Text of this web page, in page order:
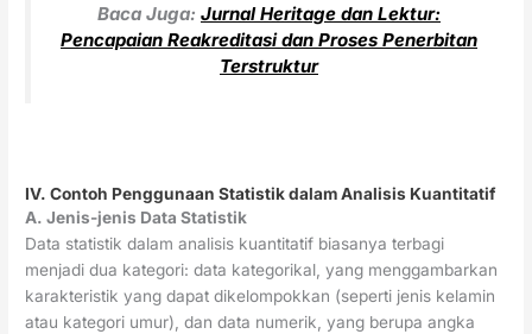
Baca Juga: Jurnal Heritage dan Lektur:
Pencapaian Reakreditasi dan Proses Penerbitan
Terstruktur
IV. Contoh Penggunaan Statistik dalam Analisis Kuantitatif
A. Jenis-jenis Data Statistik
Data statistik dalam analisis kuantitatif biasanya terbagi
menjadi dua kategori: data kategorikal, yang menggambarkan
karakteristik yang dapat dikelompokkan (seperti jenis kelamin
atau kategori umur), dan data numerik, yang berupa angka